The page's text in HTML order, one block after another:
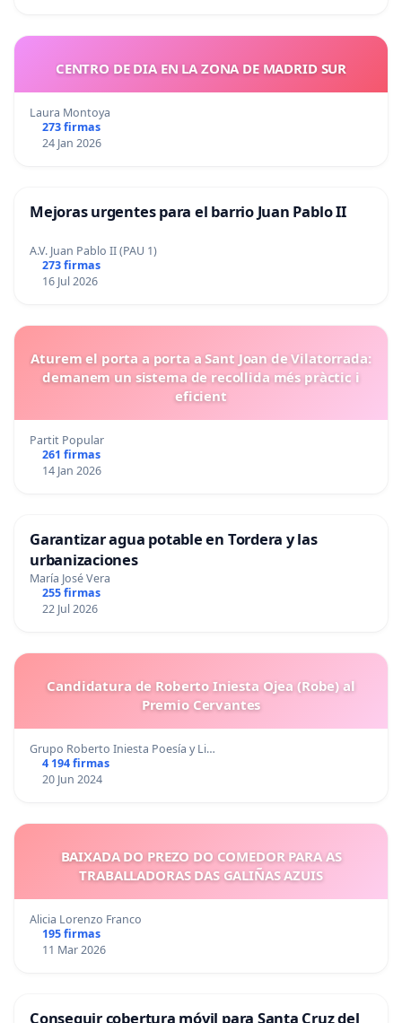
CENTRO DE DIA EN LA ZONA DE MADRID SUR
Laura Montoya
273 firmas
24 Jan 2026
Mejoras urgentes para el barrio Juan Pablo II
A.V. Juan Pablo II (PAU 1)
273 firmas
16 Jul 2026
Aturem el porta a porta a Sant Joan de Vilatorrada:
demanem un sistema de recollida més pràctic i
eficient
Partit Popular
261 firmas
14 Jan 2026
Garantizar agua potable en Tordera y las
urbanizaciones
María José Vera
255 firmas
22 Jul 2026
Candidatura de Roberto Iniesta Ojea (Robe) al
Premio Cervantes
Grupo Roberto Iniesta Poesía y Li…
4 194 firmas
20 Jun 2024
BAIXADA DO PREZO DO COMEDOR PARA AS
TRABALLADORAS DAS GALIÑAS AZUIS
Alicia Lorenzo Franco
195 firmas
11 Mar 2026
Conseguir cobertura móvil para Santa Cruz del